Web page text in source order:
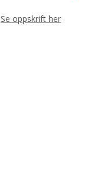
Se oppskrift her